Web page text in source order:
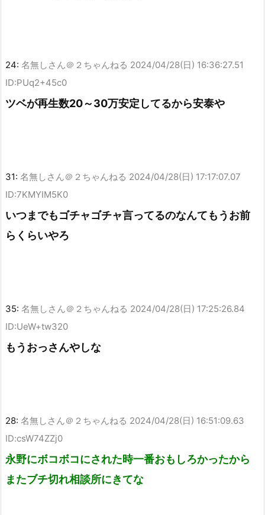
24: 名無しさん＠２ちゃんねる 2024/04/28(日) 16:36:27.51
ID:PUq2+45c0
ツベが再生数20～30万安定してるから安泰や
31: 名無しさん＠２ちゃんねる 2024/04/28(日) 17:17:07.07
ID:7KMYIM5K0
いつまでもゴチャゴチャ言ってるのなんてもうお前
らくらいやろ
35: 名無しさん＠２ちゃんねる 2024/04/28(日) 17:25:26.84
ID:UeW+tw320
もうおっさんやしな
28: 名無しさん＠２ちゃんねる 2024/04/28(日) 16:51:09.63
ID:csW74ZZj0
永野にボコボコにされた時一番おもしろかったから
またブチ切れ相談所にきてな